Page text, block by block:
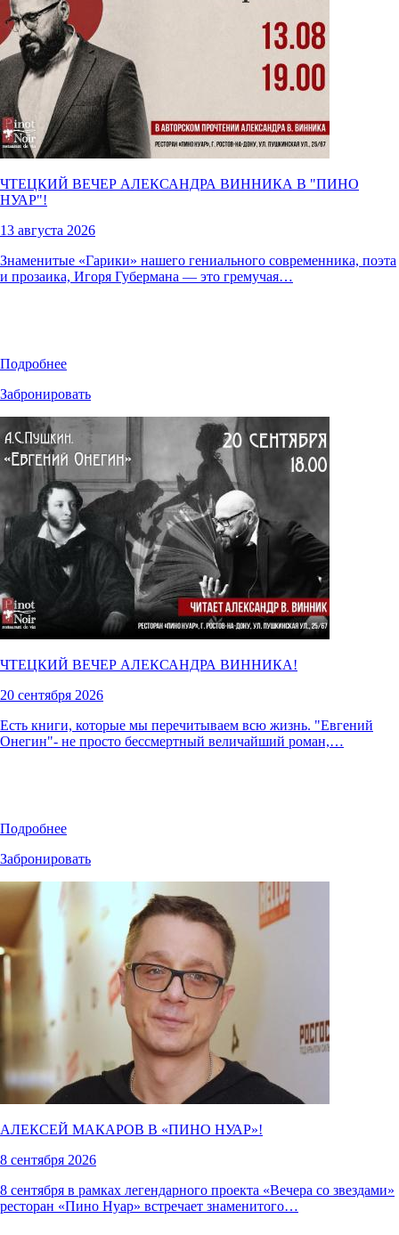
ЧТЕЦКИЙ ВЕЧЕР АЛЕКСАНДРА ВИННИКА В "ПИНО
НУАР"!
13 августа 2026
Знаменитые «Гарики» нашего гениального современника, поэта
и прозаика, Игоря Губермана — это гремучая…
Подробнее
Забронировать
ЧТЕЦКИЙ ВЕЧЕР АЛЕКСАНДРА ВИННИКА!
20 сентября 2026
Есть книги, которые мы перечитываем всю жизнь. "Евгений
Онегин"- не просто бессмертный величайший роман,…
Подробнее
Забронировать
АЛЕКСЕЙ МАКАРОВ В «ПИНО НУАР»!
8 сентября 2026
8 сентября в рамках легендарного проекта «Вечера со звездами»
ресторан «Пино Нуар» встречает знаменитого…